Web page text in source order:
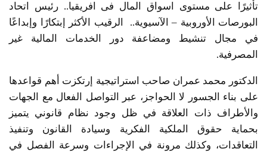
تأثيرًا على مستوى اسواق المال فى افريقيا.. رئيس اتحاد
البورصات الأوروبية – الآسيوية.. الرقيب الأكثر إبتكارًا وإبداعًا
في مجال تنشيط ومضاعفة دور الخدمات المالية غير
المصرفية.
الدكتور محمد عمران صاحب استراتيجية إرتكزت أهم قواعدها
على بناء الجسور لا الحواجز، عبر التواصل الفعال مع الجهات
والأطراف ذات العلاقة في ظل وجود نظام قانوني يتميز
بحماية حقوق الملكية الفكرية وسيادة القانون وتنفيذ
التعاقدات، وكذلك مرونة في الإجراءات وسرعة الفصل في